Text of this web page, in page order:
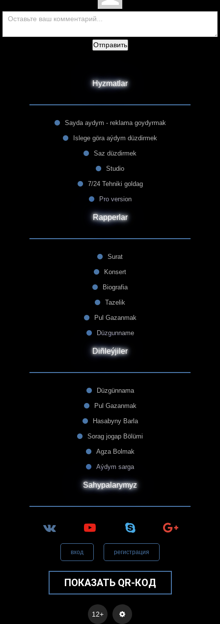
Отправить
Hyzmatlar
Sayda aydym - reklama goydyrmak
Islege göra aýdym düzdirmek
Saz düzdirmek
Studio
7/24 Tehniki goldag
Pro version
Rapperlar
Surat
Konsert
Biografia
Tazelik
Pul Gazanmak
Düzgunname
Diñleýjiler
Düzgünnama
Pul Gazanmak
Hasabyny Barla
Sorag jogap Bölümi
Agza Bolmak
Aýdym sarga
Sahypalarymyz
вход регистрация
ПОКАЗАТЬ QR-КОД
12+